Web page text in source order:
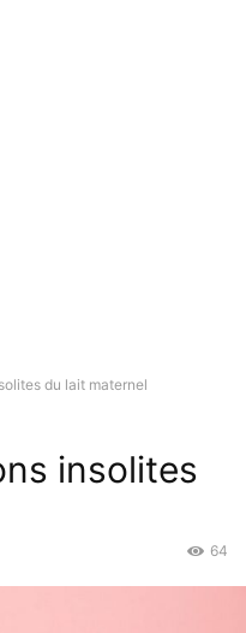
du lait maternel
insolites
64